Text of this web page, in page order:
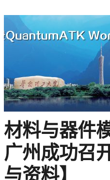
材料与器件
广州成功召
与资料】